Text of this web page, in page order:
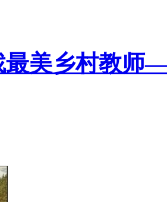
最美乡村教